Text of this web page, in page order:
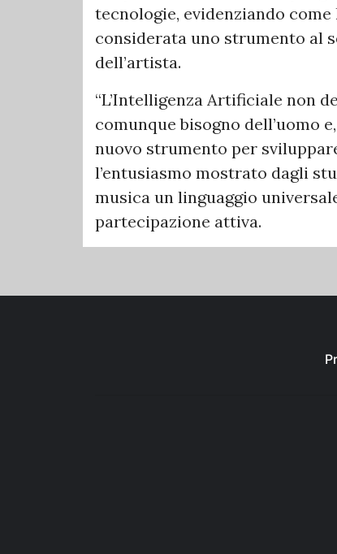
tecnologie, evidenziando
considerata uno strumento al
dell’artista.
“L’Intelligenza Artificiale non
comunque bisogno dell’uomo
nuovo strumento per
l’entusiasmo mostrato dagli
musica un linguaggio
partecipazione attiva.